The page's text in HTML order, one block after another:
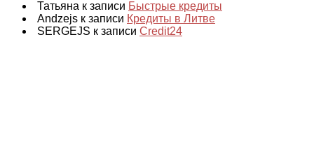
Татьяна к записи Быстрые кредиты
Andzejs к записи Кредиты в Литве
SERGEJS к записи Credit24